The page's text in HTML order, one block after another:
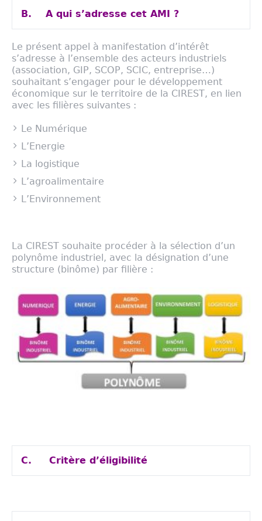
B. A qui s’adresse cet AMI ?
Le présent appel à manifestation d’intérêt
s’adresse à l’ensemble des acteurs industriels
(association, GIP, SCOP, SCIC, entreprise…)
souhaitant s’engager pour le développement
économique sur le territoire de la CIREST, en lien
avec les filières suivantes :
Le Numérique
L’Energie
La logistique
L’agroalimentaire
L’Environnement
La CIREST souhaite procéder à la sélection d’un
polynôme industriel, avec la désignation d’une
structure (binôme) par filière :
C. Critère d’éligibilité